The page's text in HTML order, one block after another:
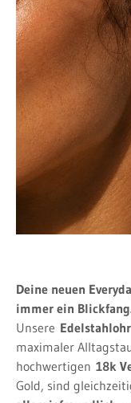
Deine neuen
immer ein
Unsere
maximaler
hochwertigen 18k
Gold, sind